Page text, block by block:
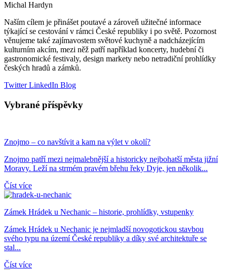
Michal Hardyn
Naším cílem je přinášet poutavé a zároveň užitečné informace
týkající se cestování v rámci České republiky i po světě. Pozornost
věnujeme také zajímavostem světové kuchyně a nadcházejícím
kulturním akcím, mezi něž patří například koncerty, hudební či
gastronomické festivaly, design markety nebo netradiční prohlídky
českých hradů a zámků.
TwitterLinkedIn Blog
Vybrané příspěvky
Znojmo – co navštívit a kam na výlet v okolí?
Znojmo patří mezi nejmalebnější a historicky nejbohatší města jižní
Moravy. Leží na strmém pravém břehu řeky Dyje, jen několik...
Číst více
Zámek Hrádek u Nechanic – historie, prohlídky, vstupenky
Zámek Hrádek u Nechanic je nejmladší novogotickou stavbou
svého typu na území České republiky a díky své architektuře se
stal...
Číst více